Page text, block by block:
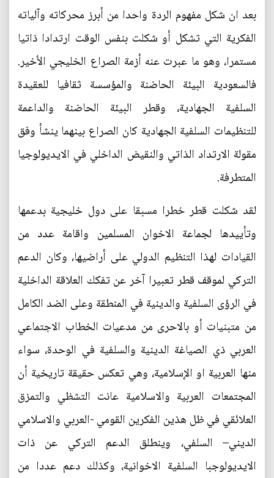
بعد ان شكل مفهوم الردة واحدا من أبرز محركاته وآلياته
الفكرية التي تشكل أو شكلت بنفس الوقت ارتدادا ذاتيا
مستمرا، وهو ما عبرت عنه أزمة الصراع الخليجي الأخير.
فالسعودية البيئة الحاضنة والمؤسسة ثقافيا للعقيدة
السلفية الجهادية، وقطر البيئة الحاضنة والداعمة
للتنظيمات السلفية الجهادية كان الصراع بينهما ينشأ وفق
مقولة الارتداد الذاتي والنقيض الداخلي في الايديولوجيا
المتطرفة.
لقد شكلت قطر خطرا مسبقا على دول خليجية بدعمها
وتأييدها لجماعة الاخوان المسلمين واقامة عدد من
القيادات لهذا التنظيم الدولي على أراضيها، وكان الدعم
التركي لموقف قطر تعبيرا آخر عن تفكك العلاقة الداخلية
في الرؤى السلفية والدينية في المنطقة وعلى الضد الكامل
من متبنيات أو بالاحرى من مدعيات الخطاب الاجتماعي
العربي ذي الصياغة الدينية والسلفية في الوحدة، سواء
منها العربية او الإسلامية، وهي تعكس حقيقة تاريخية أن
المجتمعات العربية والاسلامية عانت التشظي والتمزق
العلائقي في ظل هذين الفكرين القومي -العربي والاسلامي
الديني– السلفي، وينطلق الدعم التركي عن ذات
الايديولوجبا السلفية الاخوانية، وكذلك دعم عددا من